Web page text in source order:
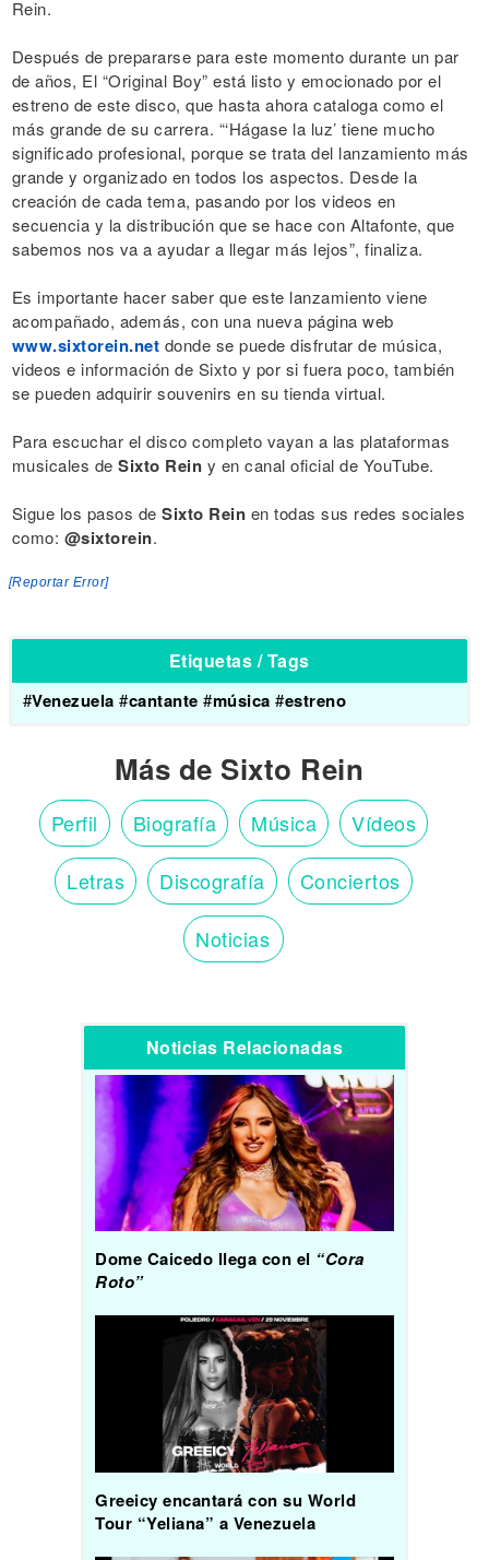
Rein.
Después de prepararse para este momento durante un par
de años, El “Original Boy” está listo y emocionado por el
estreno de este disco, que hasta ahora cataloga como el
más grande de su carrera. “‘Hágase la luz’ tiene mucho
significado profesional, porque se trata del lanzamiento más
grande y organizado en todos los aspectos. Desde la
creación de cada tema, pasando por los videos en
secuencia y la distribución que se hace con Altafonte, que
sabemos nos va a ayudar a llegar más lejos”, finaliza.
Es importante hacer saber que este lanzamiento viene
acompañado, además, con una nueva página web
www.sixtorein.net donde se puede disfrutar de música,
videos e información de Sixto y por si fuera poco, también
se pueden adquirir souvenirs en su tienda virtual.
Para escuchar el disco completo vayan a las plataformas
musicales de Sixto Rein y en canal oficial de YouTube.
Sigue los pasos de Sixto Rein en todas sus redes sociales
como: @sixtorein.
[Reportar Error]
Etiquetas / Tags
#Venezuela #cantante #música #estreno
Más de Sixto Rein
Perfil Biografía Música Vídeos
Letras Discografía Conciertos
Noticias
Noticias Relacionadas
Dome Caicedo llega con el “Cora
Roto”
Greeicy encantará con su World
Tour “Yeliana” a Venezuela